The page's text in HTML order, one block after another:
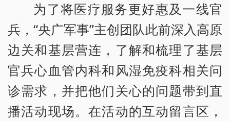
为了将医疗服务更好惠及一线官
兵，“央广军事”主创团队此前深入高原
边关和基层营连，了解和梳理了基层
官兵心血管内科和风湿免疫科相关问
诊需求，并把他们关心的问题带到直
播活动现场。在活动的互动留言区，